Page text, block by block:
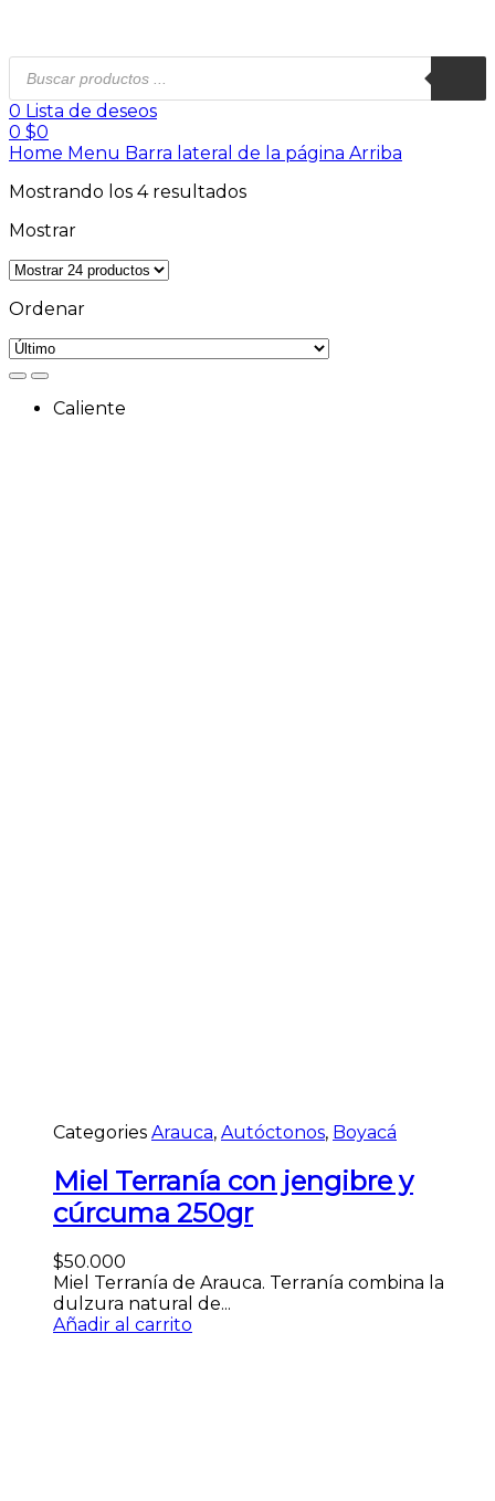
0 Lista de deseos
0 $0
Home Menu Barra lateral de la página Arriba
Mostrando los 4 resultados
Mostrar
Ordenar
Caliente
Categories Arauca, Autóctonos, Boyacá
Miel Terranía con jengibre y
cúrcuma 250gr
$50.000
Miel Terranía de Arauca. Terranía combina la
dulzura natural de...
Añadir al carrito